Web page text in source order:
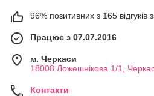
96% позитивних з 165 відгуків
Працює з 07.07.2016
м. Черкаси
18008 Ложешнікова 1/1,
Контакти